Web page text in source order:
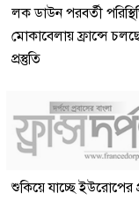
লক ডাউন পরবর্তী
মোকাবেলায় ফ্রান্সে
প্রস্তুতি
শুকিয়ে যাচ্ছে ইউরোপের